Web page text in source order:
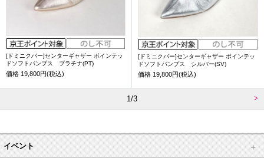
[ドミニクバー]センターギャザー ポインテッ
ドソフトパンプス プラチナ(PT)
価格 19,800円(税込)
[ドミニクバー]センターギャザー ポインテッ
ドソフトパンプス シルバー(SV)
価格 19,800円(税込)
1/3
イベント